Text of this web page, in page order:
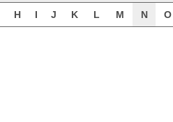
H I J K L M N O